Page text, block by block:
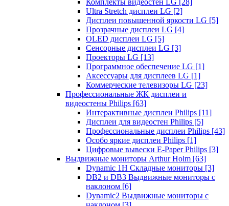
Комплекты видеостен LG [28]
Ultra Stretch дисплеи LG [2]
Дисплеи повышенной яркости LG [5]
Прозрачные дисплеи LG [4]
OLED дисплеи LG [5]
Сенсорные дисплеи LG [3]
Проекторы LG [13]
Программное обеспечение LG [1]
Аксессуары для дисплеев LG [1]
Коммерческие телевизоры LG [23]
Профессиональные ЖК дисплеи и
видеостены Philips [63]
Интерактивные дисплеи Philips [11]
Дисплеи для видеостен Philips [5]
Профессиональные дисплеи Philips [43]
Особо яркие дисплеи Philips [1]
Цифровые вывески E-Paper Philips [3]
Выдвижные мониторы Arthur Holm [63]
Dynamic 1Н Складные мониторы [3]
DB2 и DB3 Выдвижные мониторы с
наклоном [6]
Dynamic2 Выдвижные мониторы с